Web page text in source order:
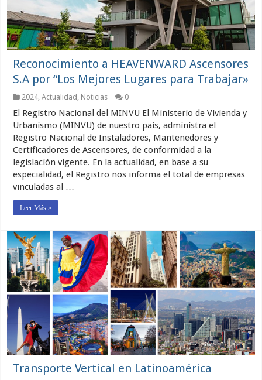
Reconocimiento a HEAVENWARD Ascensores
S.A por “Los Mejores Lugares para Trabajar»
2024,Actualidad , Noticias 0
El Registro Nacional del MINVU El Ministerio de Vivienda y
Urbanismo (MINVU) de nuestro país, administra el
Registro Nacional de Instaladores, Mantenedores y
Certificadores de Ascensores, de conformidad a la
legislación vigente. En la actualidad, en base a su
especialidad, el Registro nos informa el total de empresas
vinculadas al …
Leer Más »
Transporte Vertical en Latinoamérica